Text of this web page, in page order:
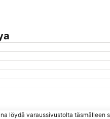
löydä varaussivustolta täsmälleen